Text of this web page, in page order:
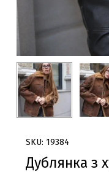
SKU: 19384
Дублянка з